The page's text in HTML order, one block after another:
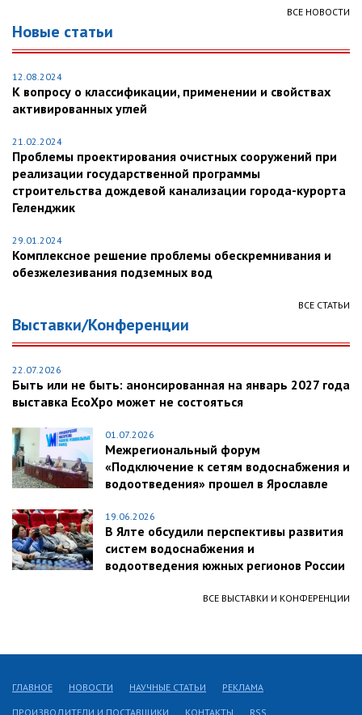
ВСЕ НОВОСТИ
Новые статьи
12.08.2024
К вопросу о классификации, применении и свойствах
активированных углей
21.02.2024
Проблемы проектирования очистных сооружений при
реализации государственной программы
строительства дождевой канализации города-курорта
Геленджик
29.01.2024
Комплексное решение проблемы обескремнивания и
обезжелезивания подземных вод
ВСЕ СТАТЬИ
Выставки/Конференции
22.07.2026
Быть или не быть: анонсированная на январь 2027 года
выставка EcoXpo может не состояться
01.07.2026
Межрегиональный форум
«Подключение к сетям водоснабжения и
водоотведения» прошел в Ярославле
19.06.2026
В Ялте обсудили перспективы развития
систем водоснабжения и
водоотведения южных регионов России
ВСЕ ВЫСТАВКИ И КОНФЕРЕНЦИИ
ГЛАВНОЕ НОВОСТИ НАУЧНЫЕ СТАТЬИ РЕКЛАМА
ПРОИЗВОДИТЕЛИ И ПОСТАВЩИКИ КОНТАКТЫ RSS